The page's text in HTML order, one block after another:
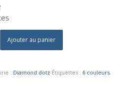
Ajouter au panier
: Diamond dotz Étiquettes : 6 couleurs,